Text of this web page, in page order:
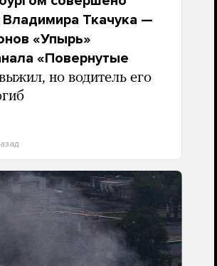
Ткачука —
«Упырь»
«Повернутые
но водитель его